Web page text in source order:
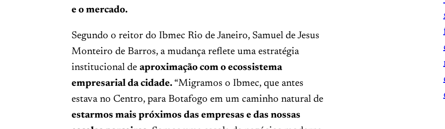
e o mercado.
Segundo o reitor do Ibmec Rio de Janeiro, Samuel de Jesus
Monteiro de Barros, a mudança reflete uma estratégia
institucional de aproximação com o ecossistema
empresarial da cidade.“Migramos o Ibmec, que antes
estava no Centro, para Botafogo em um caminho natural de
estarmos mais próximos das empresas e das nossas